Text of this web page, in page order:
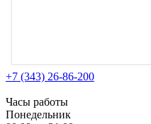
+7 (343) 26-86-200
Часы работы
Понедельник